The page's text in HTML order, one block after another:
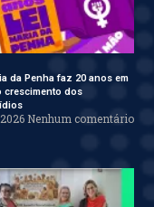
da Penha faz 20 anos em
crescimento dos
Nenhum comentário